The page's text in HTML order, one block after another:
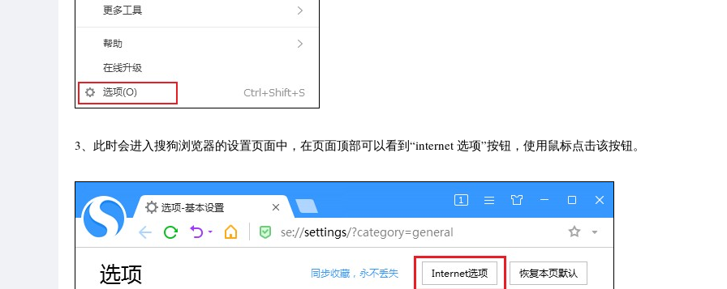
3、此时会进入搜狗浏览器的设置页面中，在页面顶部可以看到“internet 选项”按钮，使用鼠标点击该按钮。